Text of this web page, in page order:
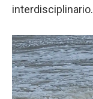
interdisciplinario.